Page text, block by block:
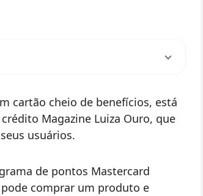
cartão cheio de benefícios, está
Magazine Luiza Ouro, que
usuários.
de pontos Mastercard
comprar um produto e